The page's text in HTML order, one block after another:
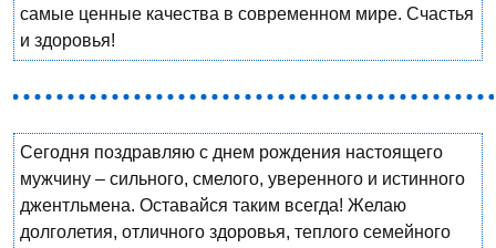
самые ценные качества в современном мире. Счастья
и здоровья!
Сегодня поздравляю с днем рождения настоящего
мужчину – сильного, смелого, уверенного и истинного
джентльмена. Оставайся таким всегда! Желаю
долголетия, отличного здоровья, теплого семейного